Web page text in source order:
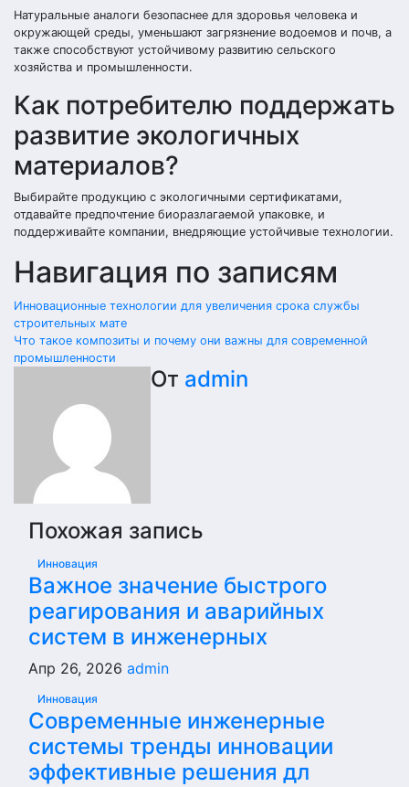
Натуральные аналоги безопаснее для здоровья человека и
окружающей среды, уменьшают загрязнение водоемов и почв, а
также способствуют устойчивому развитию сельского
хозяйства и промышленности.
Как потребителю поддержать
развитие экологичных
материалов?
Выбирайте продукцию с экологичными сертификатами,
отдавайте предпочтение биоразлагаемой упаковке, и
поддерживайте компании, внедряющие устойчивые технологии.
Навигация по записям
Инновационные технологии для увеличения срока службы
строительных мате
Что такое композиты и почему они важны для современной
промышленности
От admin
Похожая запись
Инновация
Важное значение быстрого
реагирования и аварийных
систем в инженерных
Апр 26, 2026 admin
Инновация
Современные инженерные
системы тренды инновации
эффективные решения дл